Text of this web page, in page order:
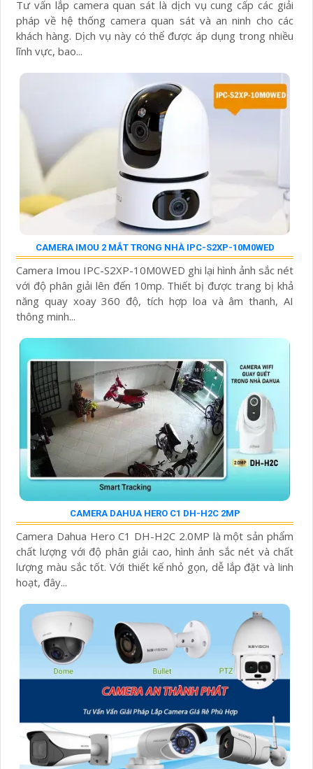
Tư vấn lắp camera quan sát là dịch vụ cung cấp các giải
pháp về hệ thống camera quan sát và an ninh cho các
khách hàng. Dịch vụ này có thể được áp dụng trong nhiều
lĩnh vực, bao...
CAMERA IMOU 2 MẮT TRONG NHÀ IPC-S2XP-10M0WED
Camera Imou IPC-S2XP-10M0WED ghi lại hình ảnh sắc nét
với độ phân giải lên đến 10mp. Thiết bị được trang bị khả
năng quay xoay 360 độ, tích hợp loa và âm thanh, AI
thông minh...
CAMERA DAHUA HERO C1 DH-H2C 2MP
Camera Dahua Hero C1 DH-H2C 2.0MP là một sản phẩm
chất lượng với độ phân giải cao, hình ảnh sắc nét và chất
lượng màu sắc tốt. Với thiết kế nhỏ gọn, dễ lắp đặt và linh
hoạt, đây...